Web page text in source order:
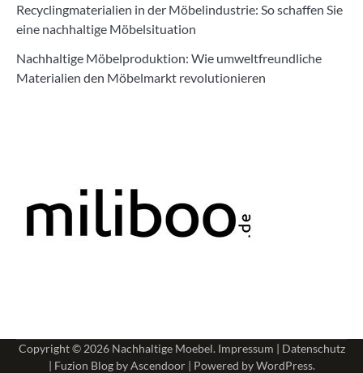
Recyclingmaterialien in der Möbelindustrie: So schaffen Sie
eine nachhaltige Möbelsituation
Nachhaltige Möbelproduktion: Wie umweltfreundliche
Materialien den Möbelmarkt revolutionieren
Copyright © 2026 Nachhaltige Moebel. Impressum | Datenschutz
| Fuzion Blog byAscendoor| Powered byWordPress.